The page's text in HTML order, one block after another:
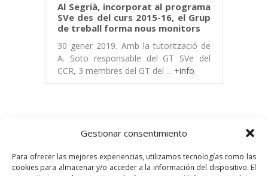
Gestionar consentimiento
Para ofrecer las mejores experiencias, utilizamos tecnologías como las
cookies para almacenar y/o acceder a la información del dispositivo. El
Al Segrià, incorporat al programa
SVe des del curs 2015-16, el Grup
de treball forma nous monitors
30 gener 2019. Amb la tutorització de
A. Soto responsable del GT SVe del
CCR, 3 membres del GT del ... +info
... ... 2 Siguiente »